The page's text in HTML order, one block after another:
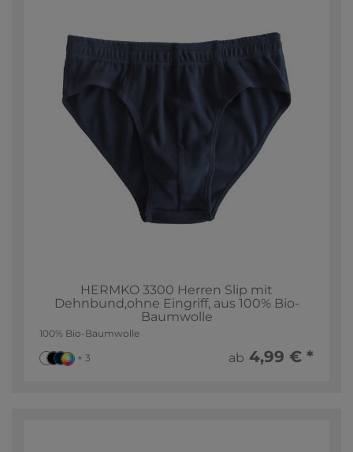
HERMKO 3300 Herren Slip mit
Dehnbund,ohne Eingriff, aus 100% Bio-
Baumwolle
100% Bio-Baumwolle
+ 3 ab 4,99 € *